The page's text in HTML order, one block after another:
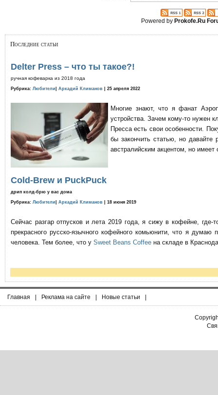
Powered byProkofe.Ru
Последние статьи
Delter Press – что ты такое?!
ручная кофеварка из 2018 года
Рубрика: Любители Аркадий Климанов | 25 апреля 2022
Многие знают, что я фанат
устройства. Зачем кому-то нужен
Пресса есть свои особенности.
бы закончить статью, но давайте
австралийским акцентом, но имеет
Cold-Brew и PuckPuck
дрип колд-брю у вас дома
Рубрика: Любители Аркадий Климанов | 18 июня 2019
Сейчас разгар отпусков и лета 2019 года, я сижу в кофейне,
прекрасного русско-язычного кофейного комьюнити, что я
человека. Тем более, что у Sweet Beans Coffee на складе в
Главная | Реклама на сайте | Новые статьи |